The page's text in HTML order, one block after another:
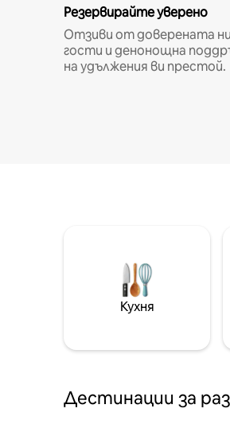
Резервирайте уверено
Отзиви от доверената
гости и денонощна
на удължения ви престой.
Кухня
Дестинации за